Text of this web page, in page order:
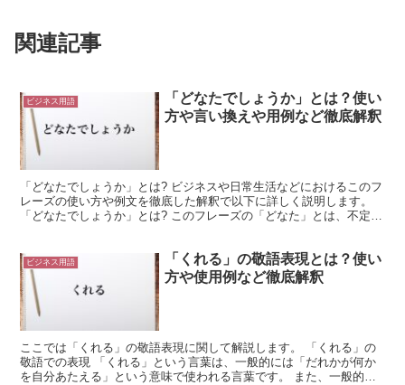
関連記事
ビジネス用語
「どなたでしょうか」とは？使い
方や言い換えや用例など徹底解釈
「どなたでしょうか」とは? ビジネスや日常生活などにおけるこのフ
レーズの使い方や例文を徹底した解釈で以下に詳しく説明します。
「どなたでしょうか」とは? このフレーズの「どなた」とは、不定称
ビジネス用語
「くれる」の敬語表現とは？使い
方や使用例など徹底解釈
ここでは「くれる」の敬語表現に関して解説します。 「くれる」の
敬語での表現 「くれる」という言葉は、一般的には「だれかが何か
を自分あたえる」という意味で使われる言葉です。 また、一般的な